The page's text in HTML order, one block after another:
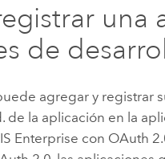
una
de
agregar y registrar
de la aplicación en la
Enterprise con OAuth